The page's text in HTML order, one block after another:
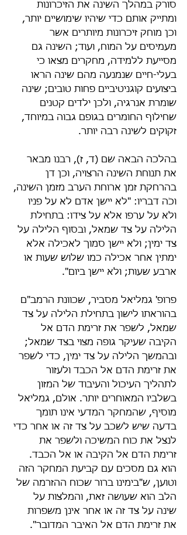
סורק במהלך השינה את הזיכרונות
ומתייק אותם כדי שיהיו שימושיים יותר,
וכן מוחק זיכרונות מיותרים אשר
מעמיסים על המוח, ועוד; השינה גם
מסייעת ללמידה, מחקרים מצאו כי
בעלי-חיים שנמנעה מהם שינה הראו
ביצועים קוגניטיביים פחות טובים; שינה
שומרת אנרגיה, ולכן ילדים קטנים
שחילוף החומרים בגופם גבוה במיוחד,
זקוקים לשינה רבה יותר.
בהלכה הבאה שם (ד, ז), רבנו מבאר
את תנוחת השינה הרצויה, וכן דן
בהרחקת זמן ארוחת הערב מזמן השינה,
וכֹה דבריו: "לא יישן אדם לא על פניו
ולא על ערפו אלא על צידו: בתחילת
הלילה על צד שמאל, ובסוף הלילה על
צד ימין; ולא יישן סמוך לאכילה אלא
ימתין אחר אכילה כמו שלוש שעות או
ארבע שעות; ולא יישן ביום".
פרופ' גמליאל מסביר, שכוונת הרמב"ם
בהוראתו לישון בתחילת הלילה על צד
שמאל, לשפר את זרימת הדם אל
הקיבה שעיקר גופה מצוי בצד שמאל;
ובהמשך הלילה על צד ימין, כדי לשפר
את זרימת הדם אל הכבד ולעזור
לתהליך העיכול והעיבוד של המזון
בשלביו המאוחרים יותר. אולם, גמליאל
מוסיף, שהמחקר המדעי אינו תומך
בדעה שיש לשכב על צד זה או אחר כדי
לנצל את כוח המשיכה ולשפר את
זרימת הדם אל הקיבה או אל הכבד.
הוא גם מסכים עם קביעת המחקר הזה
וטוען, ש"בימינו ברור שכוח ההזרמה של
הלב הוא שעושה זאת, והמלצות על
שינה על צד זה או אחר אינן משפרות
את זרימת הדם אל האיבר המדובר".